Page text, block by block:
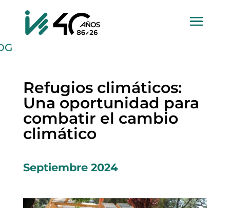
Refugios climáticos:
Una oportunidad para
combatir el cambio
climático
Septiembre 2024